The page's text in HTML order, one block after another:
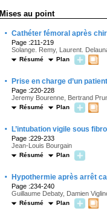
Mises au point
· Cathéter fémoral après
Page :211-219
Solange. Remy, Laurent.
Résumé Plan
· Prise en charge d’un
Page :220-228
Jeremy Bourenne, Bertrand
Résumé Plan
· L’intubation vigile sous
Page :229-233
Jean-Louis Bourgain
Résumé Plan
· Hypothermie après arrêt
Page :234-240
Guillaume Debaty, Damien
Résumé Plan